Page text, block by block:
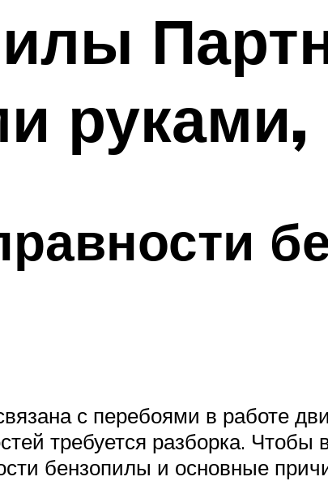
с перебоями в работе
требуется разборка. Чтобы
бензопилы и основные